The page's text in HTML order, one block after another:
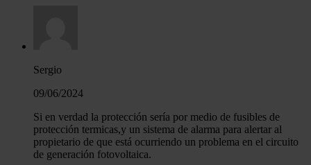
Sergio
09/06/2024
Si en verdad la protección sería por medio de fusibles de
protección termicas,y un sistema de alarma para alertar al
propietario de que está ocurriendo un problema en el circuito
de generación fotovoltaica.